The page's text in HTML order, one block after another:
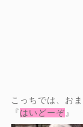
こっちでは、お
『はいどーぞ 』